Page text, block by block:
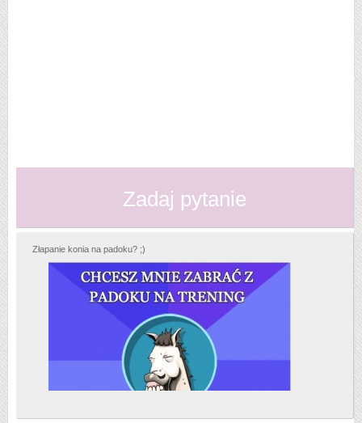
Zadaj pytanie
Złapanie konia na padoku? ;)